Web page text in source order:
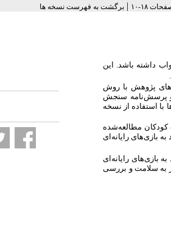
|برگشت به فهرست نسخه ها
داشته باشد. این
همدان اجرا شد. واحدهای پژوهش با روش
و پرسش‌نامه سنجش
استفاده از نسخه
عادات خواب کودکان مطالعه‌شده
به بازی‌های رایانه‌ای
به بازی‌های رایانه‌ای
به سلامت و بررسی